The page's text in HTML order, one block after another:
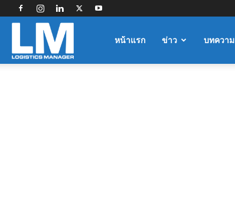
Logisticsหน้าแรก ข่าว บทความ